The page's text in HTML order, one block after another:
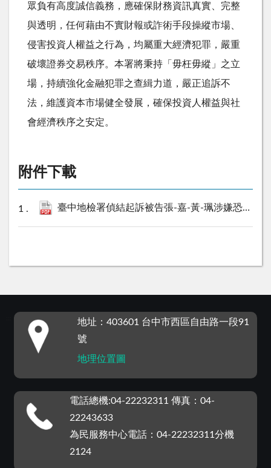
眾負有高度誠信義務，應確保財務資訊真實、完整
與透明，任何藉由不實財報或詐術手段操縱市場、
侵害投資人權益之行為，均屬重大經濟犯罪，嚴重
破壞證券交易秩序。本署將秉持「毋枉毋縱」之立
場，持續強化金融犯罪之查緝力道，嚴正追訴不
法，維護資本市場健全發展，確保投資人權益與社
會經濟秩序之安定。
附件下載
臺中地檢署偵結起訴被告張-嘉-黃-珮涉嫌恐嚇公眾等案件.pdf
地址：403601 台中市西區自由路一段91
號
地理位置圖
電話總機:04-22232311 傳真：04-
22243633
為民服務中心電話：04-22232311分機
2124